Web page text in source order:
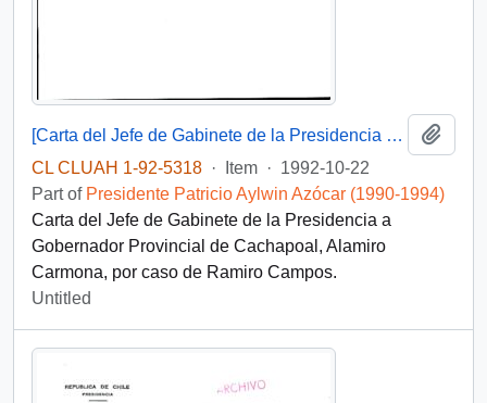
[Carta del Jefe de Gabinete de la Presidencia a Gobernador Provincial de Cachapoal]
CL CLUAH 1-92-5318 · Item · 1992-10-22
Part of Presidente Patricio Aylwin Azócar (1990-1994)
Carta del Jefe de Gabinete de la Presidencia a
Gobernador Provincial de Cachapoal, Alamiro
Carmona, por caso de Ramiro Campos.
Untitled